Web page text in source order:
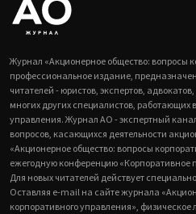
Журнал «Акционерное общество: вопросы
профессиональное издание,
читателей - юристов, экспертов,
многих других специалистов, работающих
управления. Журнал АО - экспертный
вопросов, касающихся деятельности
«Акционерное общество: вопросы
ежегодную конференцию «Корпоративное
Для новых читателей действует
Оставляя e-mail на сайте журнала
корпоративного управления», физическое